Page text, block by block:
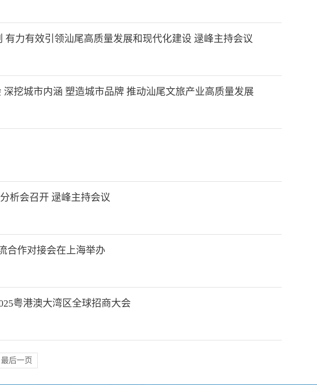
力有效引领汕尾高质量发展和现代化建设 逯峰主持会议
挖城市内涵 塑造城市品牌 推动汕尾文旅产业高质量发展
析会召开 逯峰主持会议
合作对接会在上海举办
粤港澳大湾区全球招商大会
最后一页